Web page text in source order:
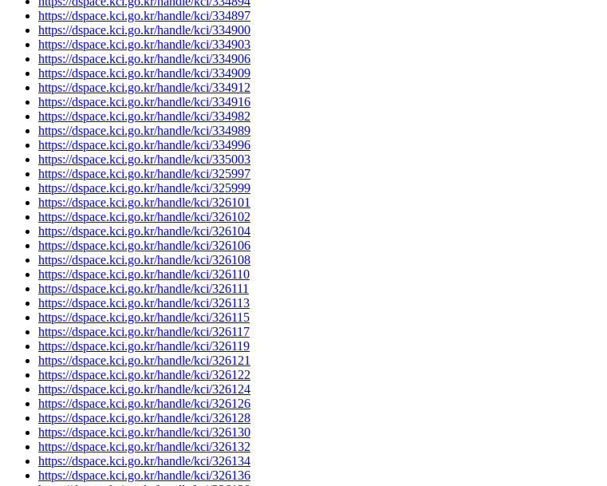
https://dspace.kci.go.kr/handle/kci/334897
https://dspace.kci.go.kr/handle/kci/334900
https://dspace.kci.go.kr/handle/kci/334903
https://dspace.kci.go.kr/handle/kci/334906
https://dspace.kci.go.kr/handle/kci/334909
https://dspace.kci.go.kr/handle/kci/334912
https://dspace.kci.go.kr/handle/kci/334916
https://dspace.kci.go.kr/handle/kci/334982
https://dspace.kci.go.kr/handle/kci/334989
https://dspace.kci.go.kr/handle/kci/334996
https://dspace.kci.go.kr/handle/kci/335003
https://dspace.kci.go.kr/handle/kci/325997
https://dspace.kci.go.kr/handle/kci/325999
https://dspace.kci.go.kr/handle/kci/326101
https://dspace.kci.go.kr/handle/kci/326102
https://dspace.kci.go.kr/handle/kci/326104
https://dspace.kci.go.kr/handle/kci/326106
https://dspace.kci.go.kr/handle/kci/326108
https://dspace.kci.go.kr/handle/kci/326110
https://dspace.kci.go.kr/handle/kci/326111
https://dspace.kci.go.kr/handle/kci/326113
https://dspace.kci.go.kr/handle/kci/326115
https://dspace.kci.go.kr/handle/kci/326117
https://dspace.kci.go.kr/handle/kci/326119
https://dspace.kci.go.kr/handle/kci/326121
https://dspace.kci.go.kr/handle/kci/326122
https://dspace.kci.go.kr/handle/kci/326124
https://dspace.kci.go.kr/handle/kci/326126
https://dspace.kci.go.kr/handle/kci/326128
https://dspace.kci.go.kr/handle/kci/326130
https://dspace.kci.go.kr/handle/kci/326132
https://dspace.kci.go.kr/handle/kci/326134
https://dspace.kci.go.kr/handle/kci/326136